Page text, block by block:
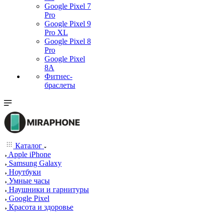
Google Pixel 7
Pro
Google Pixel 9
Pro XL
Google Pixel 8
Pro
Google Pixel
8A
Фитнес-
браслеты
Каталог
Apple iPhone
Samsung Galaxy
Ноутбуки
Умные часы
Наушники и гарнитуры
Google Pixel
Красота и здоровье